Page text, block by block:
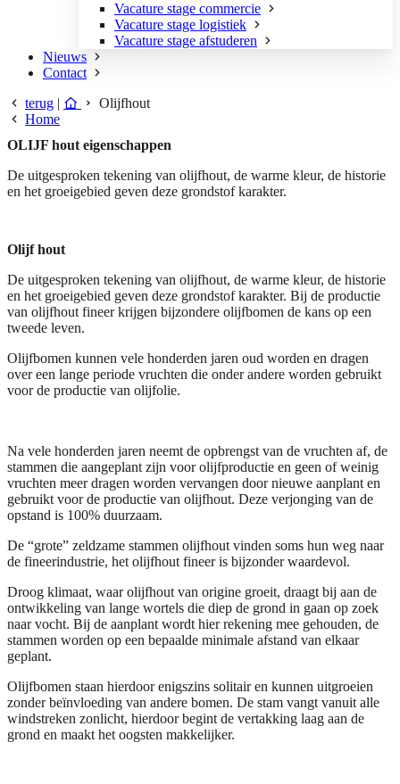
Vacature stage commercie
Vacature stage logistiek
Vacature stage afstuderen
Nieuws
Contact
terug |
Olijfhout
Home
OLIJF hout eigenschappen
De uitgesproken tekening van olijfhout, de warme kleur, de historie
en het groeigebied geven deze grondstof karakter.
Olijf hout
De uitgesproken tekening van olijfhout, de warme kleur, de historie
en het groeigebied geven deze grondstof karakter. Bij de productie
van olijfhout fineer krijgen bijzondere olijfbomen de kans op een
tweede leven.
Olijfbomen kunnen vele honderden jaren oud worden en dragen
over een lange periode vruchten die onder andere worden gebruikt
voor de productie van olijfolie.
Na vele honderden jaren neemt de opbrengst van de vruchten af, de
stammen die aangeplant zijn voor olijfproductie en geen of weinig
vruchten meer dragen worden vervangen door nieuwe aanplant en
gebruikt voor de productie van olijfhout. Deze verjonging van de
opstand is 100% duurzaam.
De “grote” zeldzame stammen olijfhout vinden soms hun weg naar
de fineerindustrie, het olijfhout fineer is bijzonder waardevol.
Droog klimaat, waar olijfhout van origine groeit, draagt bij aan de
ontwikkeling van lange wortels die diep de grond in gaan op zoek
naar vocht. Bij de aanplant wordt hier rekening mee gehouden, de
stammen worden op een bepaalde minimale afstand van elkaar
geplant.
Olijfbomen staan hierdoor enigszins solitair en kunnen uitgroeien
zonder beïnvloeding van andere bomen. De stam vangt vanuit alle
windstreken zonlicht, hierdoor begint de vertakking laag aan de
grond en maakt het oogsten makkelijker.